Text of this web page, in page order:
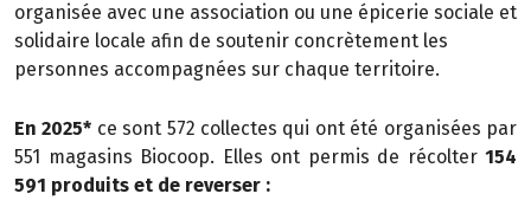
organisée avec une association ou une épicerie sociale et
solidaire locale afin de soutenir concrètement les
personnes accompagnées sur chaque territoire.
En 2025* ce sont 572 collectes qui ont été organisées par
551 magasins Biocoop. Elles ont permis de récolter 154
591 produits et de reverser :